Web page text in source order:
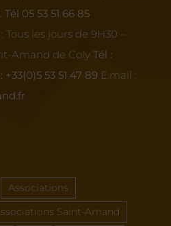
Tél 05 53 51 66 85
Tous les jours de 9H30 –
Amand de Coly Tél :
+33(0)5 53 51 47 89 E.mail :
Associations
Saint-Amand